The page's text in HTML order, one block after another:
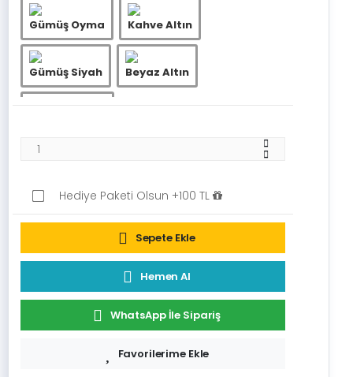
Gümüş Oyma Kahve Altın
Gümüş Siyah Beyaz Altın
Hediye Paketi Olsun +100 TL
Sepete Ekle
Hemen Al
WhatsApp İle Sipariş
Favorilerime Ekle